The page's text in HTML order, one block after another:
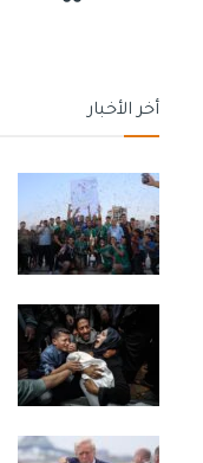
أخر الأخبار